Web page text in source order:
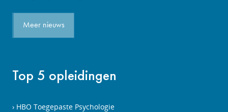
Meer nieuws
Top 5 opleidingen
HBO Toegepaste Psychologie